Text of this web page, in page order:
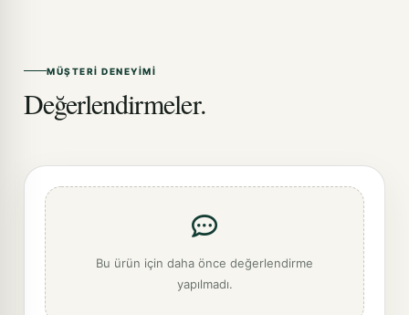
MÜŞTERI DENEYIMI
Değerlendirmeler.
Bu ürün için daha önce değerlendirme
yapılmadı.